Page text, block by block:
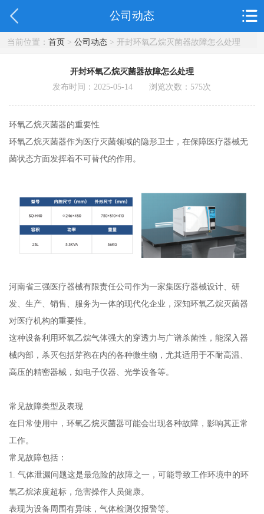
公司动态
当前位置： 首页> 公司动态> 开封环氧乙烷灭菌器故障怎么处理
开封环氧乙烷灭菌器故障怎么处理
发布时间：2025-05-14 浏览次数： 575次
环氧乙烷灭菌器的重要性
环氧乙烷灭菌器作为医疗灭菌领域的隐形卫士，在保障医疗器械无
菌状态方面发挥着不可替代的作用。
河南省三强医疗器械有限责任公司作为一家集医疗器械设计、研
发、生产、销售、服务为一体的现代化企业，深知环氧乙烷灭菌器
对医疗机构的重要性。
这种设备利用环氧乙烷气体强大的穿透力与广谱杀菌性，能深入器
械内部，杀灭包括芽孢在内的各种微生物，尤其适用于不耐高温、
高压的精密器械，如电子仪器、光学设备等。
常见故障类型及表现
在日常使用中，环氧乙烷灭菌器可能会出现各种故障，影响其正常
工作。
常见故障包括：
1. 气体泄漏问题这是最危险的故障之一，可能导致工作环境中的环
氧乙烷浓度超标，危害操作人员健康。
表现为设备周围有异味，气体检测仪报警等。